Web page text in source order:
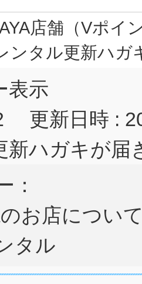
店舗（Vポイ
ンタル更新ハガ
表示
更新日時 :
新ハガキが届
：
お店につい
タル